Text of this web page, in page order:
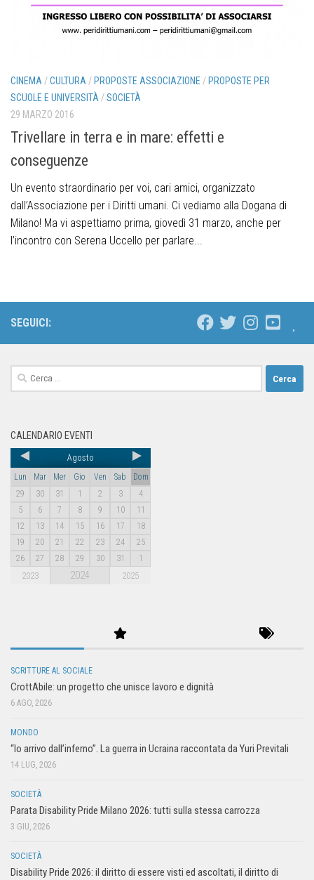
CINEMA /CULTURA / PROPOSTE ASSOCIAZIONE / PROPOSTE PER
SCUOLE E UNIVERSITÀ /SOCIETÀ
29 MARZO 2016
Trivellare in terra e in mare: effetti e
conseguenze
Un evento straordinario per voi, cari amici, organizzato
dall’Associazione per i Diritti umani. Ci vediamo alla Dogana di
Milano! Ma vi aspettiamo prima, giovedì 31 marzo, anche per
l’incontro con Serena Uccello per parlare...
SEGUICI:
CALENDARIO EVENTI
Agosto
Lun Mar Mer Gio Ven Sab
Dom
29
30 31 1 2 3
4
5
6 7 8 9 10
11
12
13 14 15 16 17
18
19
20 21 22 23 24
25
26
27 28 29 30 31 1
2023 2024 2025
SCRITTURE AL SOCIALE
CrottAbile: un progetto che unisce lavoro e dignità
6 AGO, 2026
MONDO
“Io arrivo dall’inferno”. La guerra in Ucraina raccontata da Yuri Previtali
14 LUG, 2026
SOCIETÀ
Parata Disability Pride Milano 2026: tutti sulla stessa carrozza
3 GIU, 2026
SOCIETÀ
Disability Pride 2026: il diritto di essere visti ed ascoltati, il diritto di